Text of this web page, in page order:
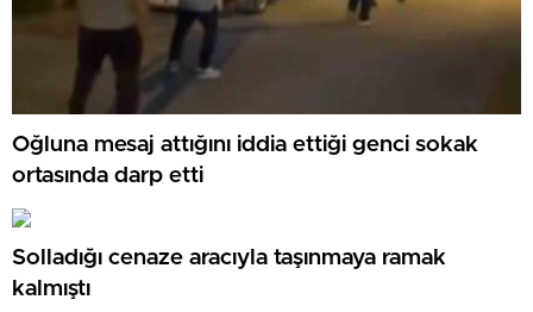
Oğluna mesaj attığını iddia ettiği genci sokak
ortasında darp etti
Solladığı cenaze aracıyla taşınmaya ramak
kalmıştı